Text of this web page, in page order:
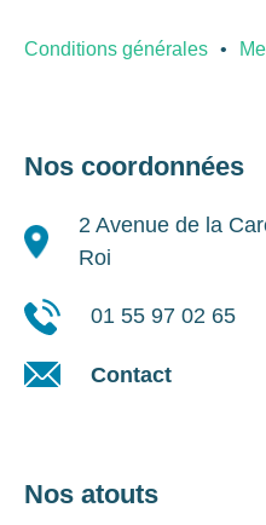
Conditions générales
Nos coordonnées
2 Avenue de la
Roi
01 55 97 02 65
Contact
Nos atouts